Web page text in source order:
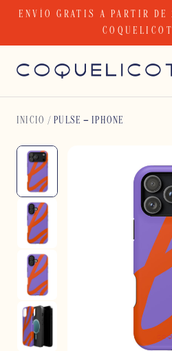
ENVÍO GRATIS A PARTIR DE
INICIO /PULSE – IPHONE